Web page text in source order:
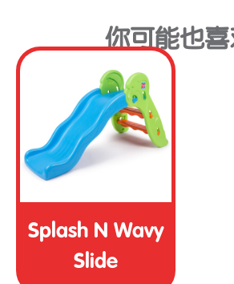
你可能也喜
Splash N Wavy
Slide